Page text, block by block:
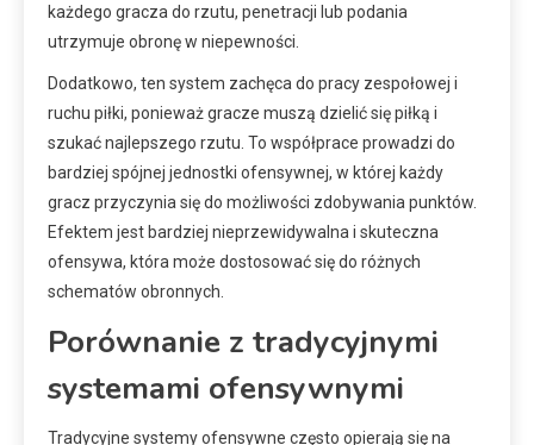
każdego gracza do rzutu, penetracji lub podania
utrzymuje obronę w niepewności.
Dodatkowo, ten system zachęca do pracy zespołowej i
ruchu piłki, ponieważ gracze muszą dzielić się piłką i
szukać najlepszego rzutu. To współprace prowadzi do
bardziej spójnej jednostki ofensywnej, w której każdy
gracz przyczynia się do możliwości zdobywania punktów.
Efektem jest bardziej nieprzewidywalna i skuteczna
ofensywa, która może dostosować się do różnych
schematów obronnych.
Porównanie z tradycyjnymi
systemami ofensywnymi
Tradycyjne systemy ofensywne często opierają się na